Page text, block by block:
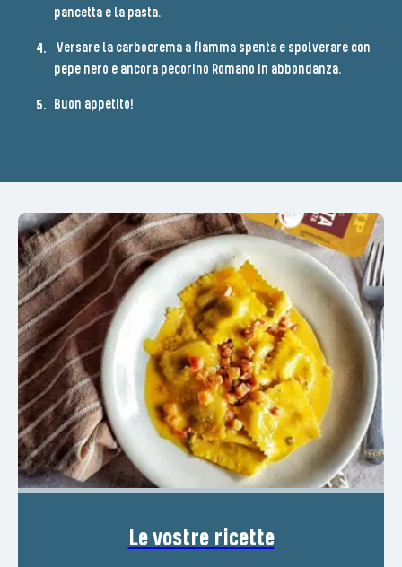
pancetta e la pasta.
Versare la carbocrema a fiamma spenta e spolverare con
pepe nero e ancora pecorino Romano in abbondanza.
Buon appetito!
Le vostre ricette